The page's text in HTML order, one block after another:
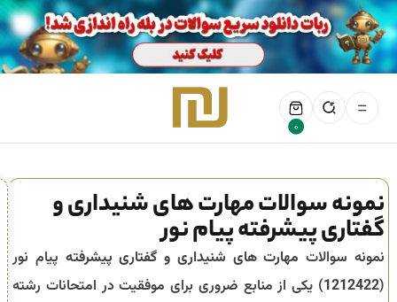
0
نمونه سوالات مهارت های شنیداری و
گفتاری پیشرفته پیام نور
نمونه سوالات مهارت های شنیداری و گفتاری پیشرفته پیام نور
(
1212422) یکی از منابع ضروری برای موفقیت در امتحانات رشته